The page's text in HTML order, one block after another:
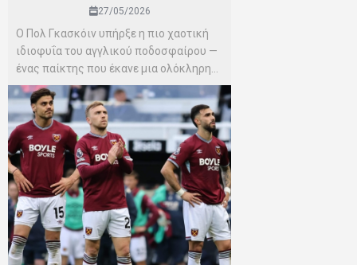
27/05/2026
Ο Πολ Γκασκόιν υπήρξε η πιο χαοτική
ιδιοφυΐα του αγγλικού ποδοσφαίρου —
ένας παίκτης που έκανε μια ολόκληρη...